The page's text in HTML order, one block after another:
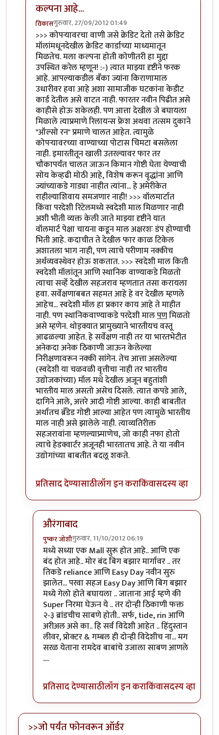
कल्पना आहे...
विकासगुरुवार, 27/09/2012 01:49
In reply to+/-byनितिन थत्ते
>>> कोपर्‍यावरचा वाणी जसे क्रेडिट देतो तसे क्रेडिट
मॉलांमधूनदेखील क्रेडिट कार्डाच्या माध्यमातून
मिळतेच. मला कल्पना होती कोणीतरी हा मुद्दा
उपस्थित करेल म्हणून! :-) त्यात माझ्या दृष्टीने फरक
आहे. आपल्याकडील बँका ज्यांना किराणामाल
उधारीवर हवा आहे अशा सामाजीक घटकांना केडीट
कार्ड देतील असे वाटत नाही. फारतर नवीन पिढीत असे
काहीसे होऊ शकेलही. पण आत्ता देखील जे बघायला
मिळाले त्याप्रमाणे रिलायन्स फ्रेश अथवा तत्सम दुकाने
"ऑल्सो रन" प्रमाणे चालत आहेत. त्यामुळे
कोपर्‍यावरच्या वाण्याच्या पोटास चिमटा बसलेला
नाही. इमारतीतून खाली उतरल्यावर फार तर
चौकापर्यंत चालत जाऊन किमान गोष्टी घेता येण्याची
सोय केव्हढी मोठी आहे, विशेष करून वृद्धांना आणि
ज्यांच्याकडे गाड्या नाहीत त्यांना... हे अमेरीकेत
राहील्याशिवाय समजणार नाही! >>> वॉलमार्टात
किंवा परदेशी रिटेलमध्ये स्वदेशी माल मिळणार नाही
अशी भीती व्यक्त केली जाते माझ्या दृष्टीने यात
वॉलमार्ट पेक्षा चायना कडून माल अक्षरशः डंप होण्याची
भिती आहे. कदाचीत ते देखील फार काळ टिकेल
अशातला भाग नाही, पण त्याचे परीणाम नक्कीच
अर्थव्यवस्थेवर होऊ शकतात. >>> स्वदेशी माल किती
स्वदेशी मॉलांतून आणि स्थानिक वाण्याकडे मिळतो
त्याचा सर्व्हे देखील सहजराव म्हणतात तसा करायला
हवा. सर्वेक्षणाबबत सहमत आहे हे वर देखील म्हणले
आहेच... स्वदेशी मॉल हा प्रकार काय आहे ते माहीत
नाही. पण स्थानिकवाण्याकडे परदेशी मालपणमिळतो
असे म्हणेन. थोड्क्यात प्रामुख्याने भारतीयच वस्तू
आढळल्या आहेत. हे सर्वेक्षण नाही तर या भारतभेटीत
अनेकदा अनेक ठिकाणी जाऊन केलेल्या
निरीक्षणावरून नक्की सांगेन. तेच आत्ता असलेल्या
(स्वदेशी या चळवळी वृत्तीचा नाही तर भारतीय
उद्योजकांच्या) मॉल मधे देखील अजून बहुतांशी
भारतीय माल असतो असेच दिसले. त्यात कपडे आले,
दागिने आले, अत्तरे आदी गोष्टी आल्या. काही बाबतीत
अर्थातच ब्रँडेड गोष्टी आल्या आहेत पण त्यामुळे भारतीय
माल नाही असे झालेले नाही. त्याव्यतिरीक्त
सहजरावांना म्हणल्याप्र्माणेच, जो काही नफा होतो
त्याचे हेडक्वार्टर अजूनही भारतातच आहे. ते या नवीन
उद्योगांच्या बाबतीत बदलू शकते.
प्रतिसाद देण्यासाठीलॉग इन कराकिंवासदस्य व्हा
औरंगाबाद
पुष्कर जोशीगुरुवार, 11/10/2012 06:19
In reply toकल्पना आहे...byविकास
मध्ये सध्या एक Mall सुरू होत आहे.. आणि एक
बंद होत आहे.. मोर बंद बिग बझार मार्गावर .. तर
तिकडे reliance आणि Easy Day नवीन सुरु
झालेत... परवा सहज Easy Day आणि बिग बझार
मध्ये गेलो होते बघायला .. जाताना आई म्हणे की
Super निरमा घेऊन ये .. तर दोन्ही ठिकाणी फक्त
२-३ ब्रांडचीच साबणे होती.. सर्फ, tide, rin आणि
अरीअल असे का.. हि सर्व विदेशी आहेत .. हिंदुस्तान
लीवर, प्रोक्टर & गम्बल ही दोन्ही विदेशीच ना... मग
सरळ येताना रामदेव बाबांचे उजाला साबण आणले
....
प्रतिसाद देण्यासाठीलॉग इन कराकिंवासदस्य व्हा
>>जो पर्यंत फोनवरून ऑर्डर